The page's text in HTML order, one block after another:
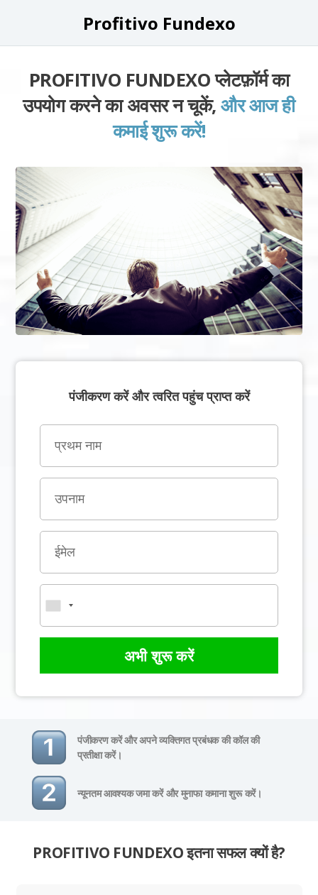
Profitivo Fundexo
PROFITIVO FUNDEXO प्लेटफ़ॉर्म का
उपयोग करने का अवसर न चूकें,और आज ही
कमाई शुरू करें!
पंजीकरण करें और त्वरित पहुंच प्राप्त करें
अभी शुरू करें
पंजीकरण करें और अपने व्यक्तिगत प्रबंधक की कॉल की
प्रतीक्षा करें।
न्यूनतम आवश्यक जमा करें और मुनाफा कमाना शुरू करें।
PROFITIVO FUNDEXO इतना सफल क्यों है?